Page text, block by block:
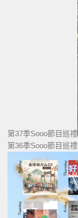
第37季Sooo節目巡禮
第36季Sooo節目巡禮